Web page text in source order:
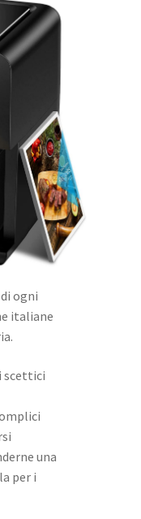
ogni
italiane
scettici
una
per i